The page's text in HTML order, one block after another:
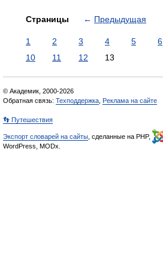
Страницы ← Предыдущая
1 2 3 4 5 6
10
11 12 13
© Академик, 2000-2026
Обратная связь: Техподдержка Реклама на сайте
👣 Путешествия
Экспорт словарей на сайты , сделанные на PHP,
WordPress, MODx.